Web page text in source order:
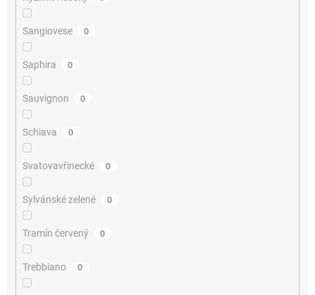
Sangiovese 0
Saphira 0
Sauvignon 0
Schiava 0
Svatovavřinecké 0
Sylvánské zelené 0
Tramín červený 0
Trebbiano 0